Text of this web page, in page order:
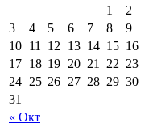
« Окт
1
2
3
4 5 6 7 8
9
10 11 12 13 14 15 16
17 18 19 20 21 22 23
24 25 26 27 28 29 30
31